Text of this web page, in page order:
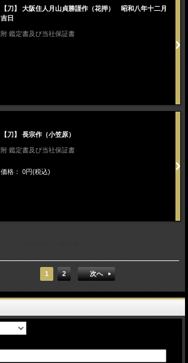
【刀】 大阪住人月山貞勝謹作（花押） 昭和八年十二月
吉日
附 鑑定書及び当社保証書
【刀】 長宗作（小笠原）
附 鑑定書及び当社保証書
価格： 0円(税込)
1 2 次へ